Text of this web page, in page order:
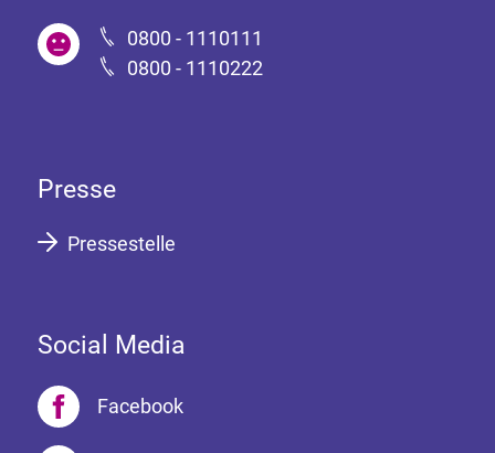
0800 - 1110111
0800 - 1110222
Presse
Pressestelle
Social Media
Facebook